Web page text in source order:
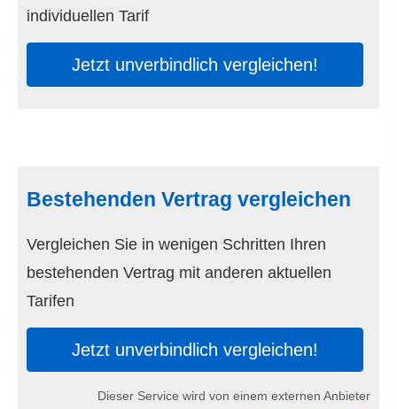
individuellen Tarif
Jetzt unverbindlich ver­gleichen!
Bestehenden Vertrag ver­gleichen
Vergleichen Sie in wenigen Schritten Ihren
bestehenden Vertrag mit anderen aktuellen
Tarifen
Jetzt unverbindlich ver­gleichen!
Dieser Service wird von einem externen Anbieter